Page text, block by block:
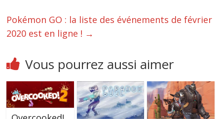
Pokémon GO : la liste des événements de février
2020 est en ligne ! →
Vous pourrez aussi aimer